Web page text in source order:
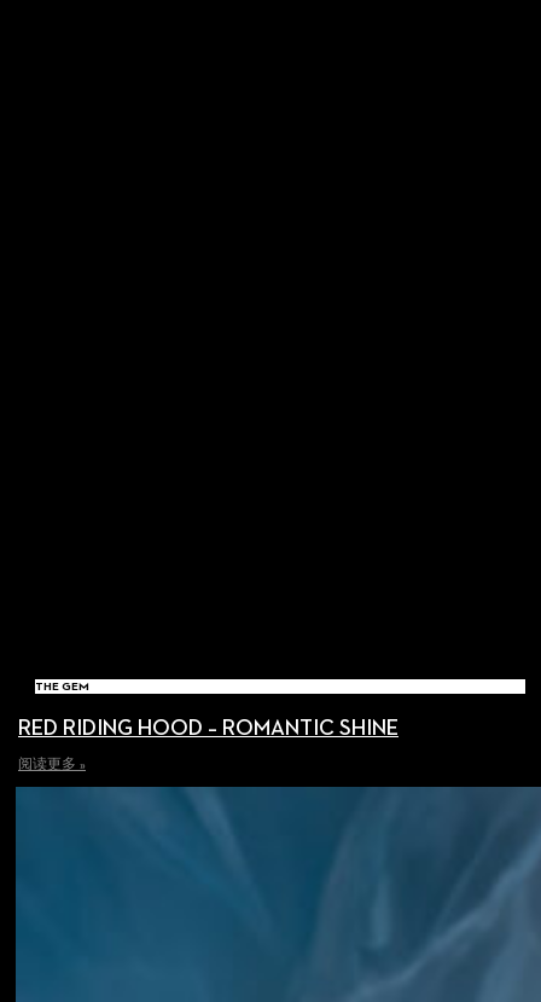
THE GEM
RED RIDING HOOD – ROMANTIC SHINE
阅读更多 »